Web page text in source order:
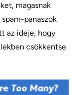
magasnak
panaszok
az ideje, hogy
csökkentse